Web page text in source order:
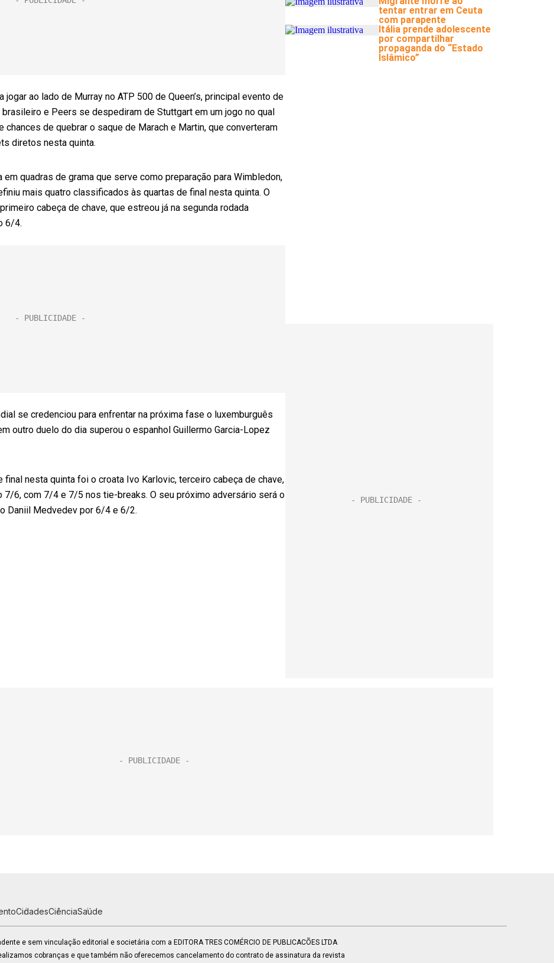
ao lado de Murray no ATP 500 de Queen’s, principal evento de
e Peers se despediram de Stuttgart em um jogo no qual
de quebrar o saque de Marach e Martin, que converteram
diretos nesta quinta.
quadras de grama que serve como preparação para Wimbledon,
mais quatro classificados às quartas de final nesta quinta. O
cabeça de chave, que estreou já na segunda rodada
6/4.
se credenciou para enfrentar na próxima fase o luxemburguês
outro duelo do dia superou o espanhol Guillermo Garcia-Lopez
nesta quinta foi o croata Ivo Karlovic, terceiro cabeça de chave,
7/6, com 7/4 e 7/5 nos tie-breaks. O seu próximo adversário será o
Daniil Medvedev por 6/4 e 6/2.
CidadesCiênciaSaúde
e sem vinculação editorial e societária com a EDITORA TRES COMÉRCIO DE PUBLICACÕES LTDA
cobranças e que também não oferecemos cancelamento do contrato de assinatura da revista